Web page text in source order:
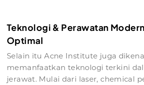
Teknologi & Perawatan
Optimal
Selain itu Acne Institute juga
memanfaatkan teknologi terkini
jerawat. Mulai dari laser, chemical